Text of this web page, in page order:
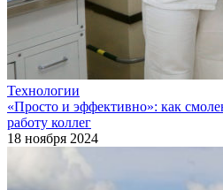
Технологии
«Просто и эффективно»: как
работу коллег
18 ноября 2024